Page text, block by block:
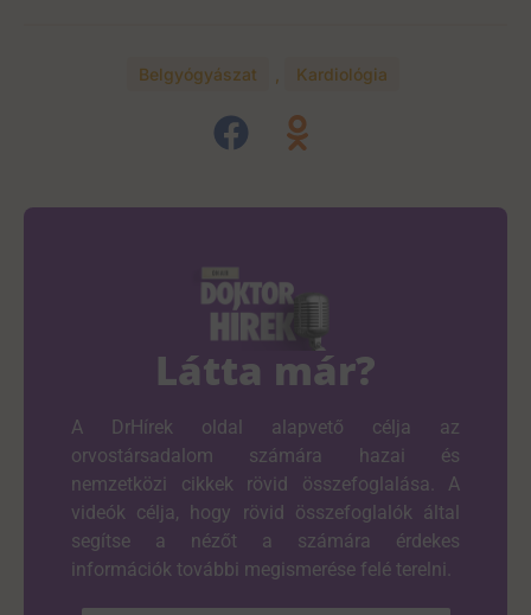
Belgyógyászat Kardiológia
Látta már?
A DrHírek oldal alapvető célja az
orvostársadalom számára hazai és
nemzetközi cikkek rövid összefoglalása. A
videók célja, hogy rövid összefoglalók által
segítse a nézőt a számára érdekes
információk további megismerése felé terelni.